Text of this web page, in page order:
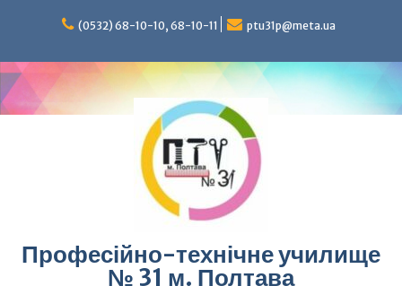
(0532) 68-10-10, 68-10-11 ptu31p@meta.ua
Професійно-технічне училище
№ 31 м. Полтава